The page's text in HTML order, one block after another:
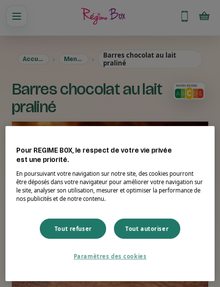
Accueil Menus
Barres chocolat au lait
praliné
Barres chocolat au lait
praliné
Pour REGIME BOX, le respect de votre vie privée
est une priorité.
En poursuivant votre navigation sur notre site, des cookies pourront
être déposés dans votre navigateur pour améliorer votre navigation sur
le site, analyser son utilisation, mesurer et optimiser la performance de
nos publicités et de notre contenu.
Tout refuser Tout autoriser
Paramètres des cookies